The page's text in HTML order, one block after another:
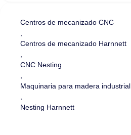
Centros de mecanizado CNC
Centros de mecanizado Harnnett
CNC Nesting
Maquinaria para madera industrial
Nesting Harnnett